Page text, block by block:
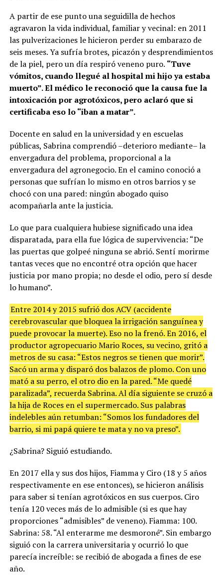
A partir de ese punto una seguidilla de hechos
agravaron la vida individual, familiar y vecinal: en 2011
las pulverizaciones le hicieron perder su embarazo de
seis meses. Ya sufría brotes, picazón y desprendimientos
de la piel, pero un día respiró veneno puro. “Tuve
vómitos, cuando llegué al hospital mi hijo ya estaba
muerto”. El médico le reconoció que la causa fue la
intoxicación por agrotóxicos, pero aclaró que si
certificaba eso lo “iban a matar”.
Docente en salud en la universidad y en escuelas
públicas, Sabrina comprendió –deterioro mediante– la
envergadura del problema, proporcional a la
envergadura del agronegocio. En el camino conoció a
personas que sufrían lo mismo en otros barrios y se
chocó con una pared: ningún abogado quiso
acompañarla ante la justicia.
Lo que para cualquiera hubiese significado una idea
disparatada, para ella fue lógica de supervivencia: “De
las puertas que golpeé ninguna se abrió. Sentí morirme
tantas veces que no encontré otra opción que hacer
justicia por mano propia; no desde el odio, pero sí desde
lo humano”.
Entre 2014 y 2015 sufrió dos ACV (accidente
cerebrovascular que bloquea la irrigación sanguínea y
puede provocar la muerte). Eso no la frenó. En 2016, el
productor agropecuario Mario Roces, su vecino, gritó a
metros de su casa: “Estos negros se tienen que morir”.
Sacó un arma y disparó dos balazos de plomo. Con uno
mató a su perro, el otro dio en la pared. “Me quedé
paralizada”, recuerda Sabrina. Al día siguiente se cruzó a
la hija de Roces en el supermercado. Sus palabras
indelebles aún retumban: “Somos los fundadores del
barrio, si mi papá quiere te mata y no va preso”.
¿Sabrina? Siguió estudiando.
En 2017 ella y sus dos hijos, Fiamma y Ciro (18 y 5 años
respectivamente en ese entonces), se hicieron análisis
para saber si tenían agrotóxicos en sus cuerpos. Ciro
tenía 120 veces más de lo admisible (si es que hay
proporciones “admisibles” de veneno). Fiamma: 100.
Sabrina: 58. “Al enterarme me desmoroné”. Sin embargo
siguió con la carrera universitaria y ocurrió lo que
parecía increíble: se recibió de abogada a fines de ese
año.